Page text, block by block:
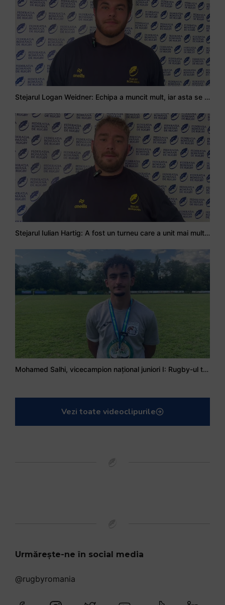
Stejarul Logan Weidner: Echipa a muncit mult, iar asta se va vedea în meciurile de la Nations Cup
Stejarul Iulian Hartig: A fost un turneu care a unit mai mult echipa
Mohamed Salhi, vicecampion național juniori I: Rugby-ul te învață să accepți și înfrângerile
Vezi toate videoclipurile
Urmărește-ne în social media
@rugbyromania